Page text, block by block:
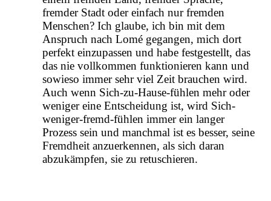
fremder Stadt oder einfach nur fremden
Menschen? Ich glaube, ich bin mit dem
Anspruch nach Lomé gegangen, mich dort
perfekt einzupassen und habe festgestellt, das
das nie vollkommen funktionieren kann und
sowieso immer sehr viel Zeit brauchen wird.
Auch wenn Sich-zu-Hause-fühlen mehr oder
weniger eine Entscheidung ist, wird Sich-
weniger-fremd-fühlen immer ein langer
Prozess sein und manchmal ist es besser, seine
Fremdheit anzuerkennen, als sich daran
abzukämpfen, sie zu retuschieren.